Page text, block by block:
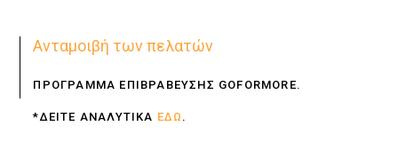
Ανταμοιβή των πελατών
ΠΡΟΓΡΑΜΜΑ ΕΠΙΒΡΑΒΕΥΣΗΣ GOFORMORE.
*ΔΕΙΤΕ ΑΝΑΛΥΤΙΚΑ ΕΔΩ .